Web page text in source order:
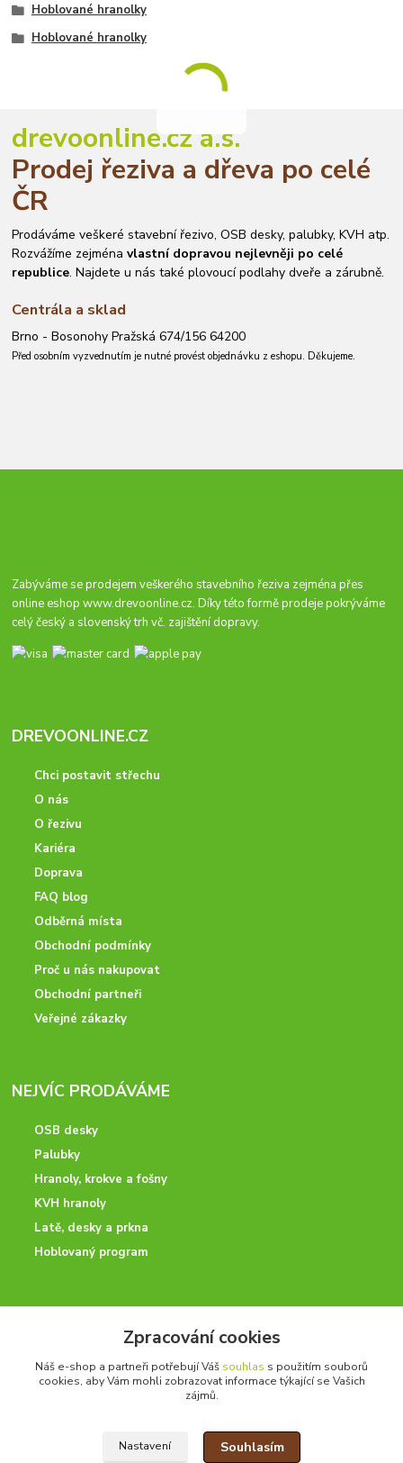
Hoblované hranolky
Hoblované hranolky
drevoonline.cz a.s.
Prodej řeziva a dřeva po celé
ČR
Prodáváme veškeré stavební řezivo, OSB desky, palubky, KVH atp.
Rozvážíme zejménavlastní dopravou nejlevněji po celé
republice. Najdete u nás také plovoucí podlahy dveře a zárubně.
Centrála a sklad
Brno - Bosonohy Pražská 674/156 64200
Před osobním vyzvednutím je nutné provést objednávku z eshopu. Děkujeme.
Zabýváme se prodejem veškerého stavebního řeziva zejména přes
online eshopwww.drevoonline.cz. Díky této formě prodeje pokrýváme
celý český a slovenský trh vč. zajištění dopravy.
DREVOONLINE.CZ
Chci postavit střechu
O nás
O řezivu
Kariéra
Doprava
FAQ blog
Odběrná místa
Obchodní podmínky
Proč u nás nakupovat
Obchodní partneři
Veřejné zákazky
NEJVÍC PRODÁVÁME
OSB desky
Palubky
Hranoly, krokve a fošny
KVH hranoly
Latě, desky a prkna
Hoblovaný program
ODBORNÉ PORADENSTVÍ
Potřebujete poradit? Neváhejte nás kontaktovat.
+420 728 600 625
Zpracování cookies
Náš e-shop a partneři potřebují Váš souhlas s použitím souborů
cookies, aby Vám mohli zobrazovat informace týkající se Vašich
zájmů.
Nastavení Souhlasím